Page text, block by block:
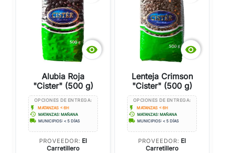

Alubia Roja
"Cister" (500 g)
OPCIONES DE ENTREGA:
flash_on MATANZAS < 6H
history MATANZAS: MAÑANA
local_shipping MUNICIPIOS: < 5 DÍAS
PROVEEDOR: El
Carretillero

Lenteja Crimson
"Cister" (500 g)
OPCIONES DE ENTREGA:
flash_on MATANZAS < 6H
history MATANZAS: MAÑANA
local_shipping MUNICIPIOS: < 5 DÍAS
PROVEEDOR: El
Carretillero